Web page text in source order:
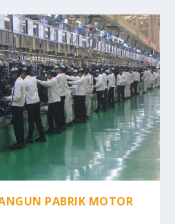
PABRIK MOTOR